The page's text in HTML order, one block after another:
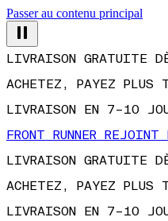
Passer au contenu principal
ACHETEZ, PAYEZ PLUS
LIVRAISON EN 7–10
FRONT RUNNER REJOINT
LIVRAISON GRATUITE
ACHETEZ, PAYEZ PLUS
LIVRAISON EN 7–10
FRONT RUNNER REJOINT